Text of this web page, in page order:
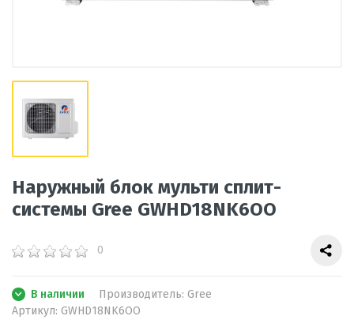
Наружный блок мульти сплит-
системы Gree GWHD18NK6ОO
0
В наличии Производитель: Gree
Артикул: GWHD18NK6ОO